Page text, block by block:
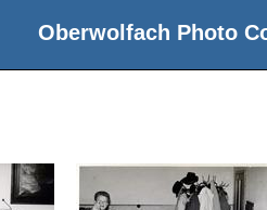
Oberwolfach Photo